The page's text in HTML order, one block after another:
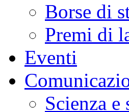
Borse di
Premi di
Eventi
Scienza e